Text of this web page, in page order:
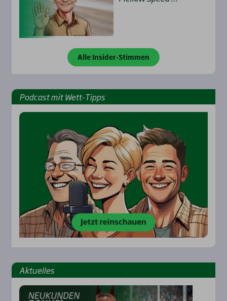
Alle Insider-Stimmen
Pod­cast mit Wett-Tipps
Aktu­el­les